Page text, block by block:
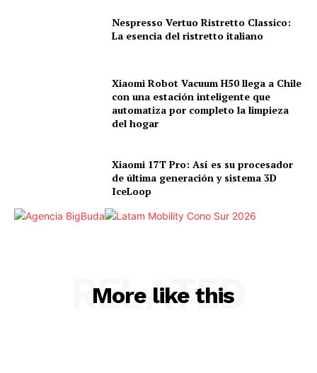
Nespresso Vertuo Ristretto Classico:
La esencia del ristretto italiano
Xiaomi Robot Vacuum H50 llega a Chile
con una estación inteligente que
automatiza por completo la limpieza
del hogar
Xiaomi 17T Pro: Así es su procesador
de última generación y sistema 3D
IceLoop
More like this
RELATED